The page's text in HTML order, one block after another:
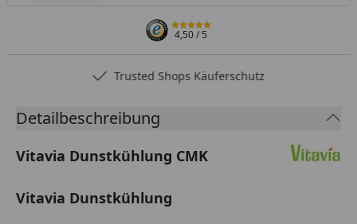
4,50/ 5
Trusted Shops Käuferschutz
Detailbeschreibung
Vitavia Dunstkühlung CMK
Vitavia Dunstkühlung